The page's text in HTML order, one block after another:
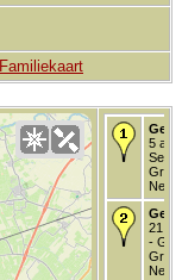
Familiekaart
5 apr
21
-